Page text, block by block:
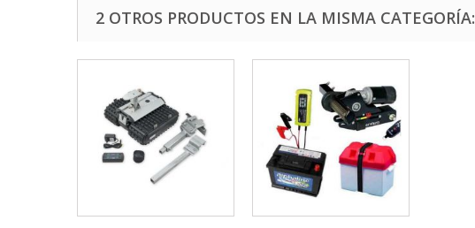
2 OTROS PRODUCTOS EN LA MISMA CATEGORÍA: